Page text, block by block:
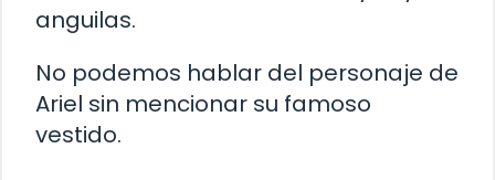
anguilas.
No podemos hablar del personaje de
Ariel sin mencionar su famoso
vestido.